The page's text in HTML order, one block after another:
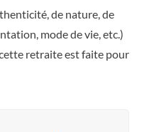
de nature, de
mode de vie, etc.)
retraite est faite pour